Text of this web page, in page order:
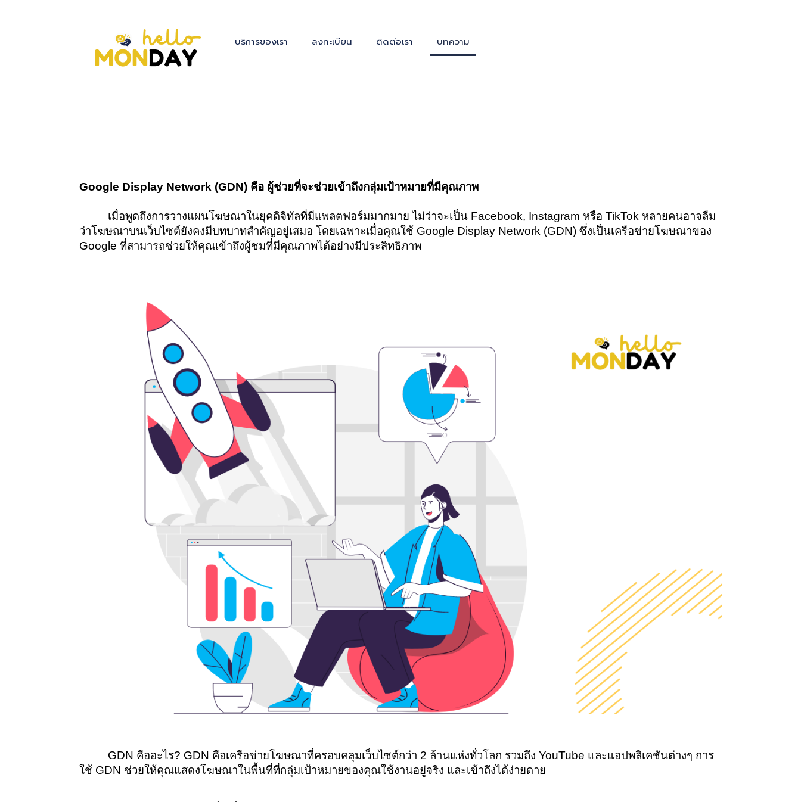
บริการของเรา ลงทะเบียน ติดต่อเรา บทความ
Google Display Network (GDN) คือ ผู้ช่วยที่จะช่วยเข้าถึงกลุ่มเป้าหมายที่มีคุณภาพ
เมื่อพูดถึงการวางแผนโฆษณาในยุคดิจิทัลที่มีแพลตฟอร์มมากมาย ไม่ว่าจะเป็น Facebook, Instagram หรือ TikTok หลายคนอาจลืม
ว่าโฆษณาบนเว็บไซต์ยังคงมีบทบาทสำคัญอยู่เสมอ โดยเฉพาะเมื่อคุณใช้ Google Display Network (GDN) ซึ่งเป็นเครือข่ายโฆษณาของ
Google ที่สามารถช่วยให้คุณเข้าถึงผู้ชมที่มีคุณภาพได้อย่างมีประสิทธิภาพ
GDN คืออะไร? GDN คือเครือข่ายโฆษณาที่ครอบคลุมเว็บไซต์กว่า 2 ล้านแห่งทั่วโลก รวมถึง YouTube และแอปพลิเคชันต่างๆ การ
ใช้ GDN ช่วยให้คุณแสดงโฆษณาในพื้นที่ที่กลุ่มเป้าหมายของคุณใช้งานอยู่จริง และเข้าถึงได้ง่ายดาย